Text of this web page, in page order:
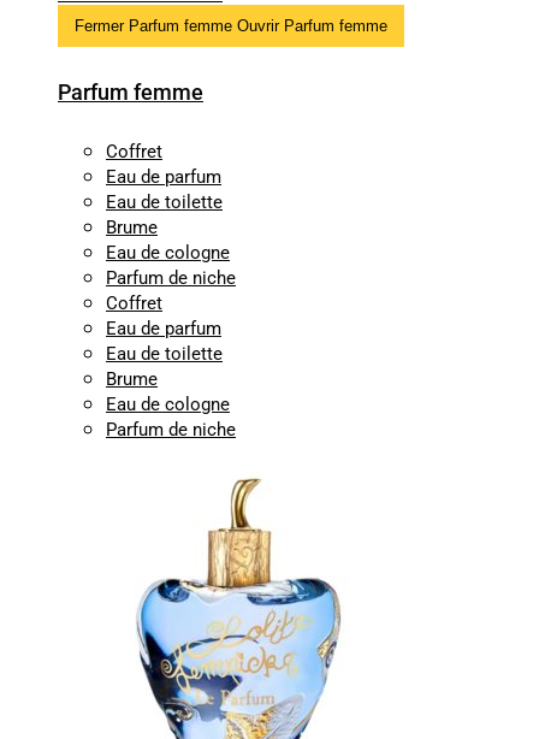
Fermer Parfum femme Ouvrir Parfum femme
Parfum femme
Coffret
Eau de parfum
Eau de toilette
Brume
Eau de cologne
Parfum de niche
Coffret
Eau de parfum
Eau de toilette
Brume
Eau de cologne
Parfum de niche